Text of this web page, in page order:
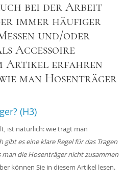
bei der Arbeit
immer häufiger
und/oder
Accessoire
Artikel erfahren
man Hosenträger
(H3)
ist natürlich: wie trägt man
gibt es eine klare Regel für das Tragen
die Hosenträger nicht zusammen
können Sie in diesem Artikel lesen.